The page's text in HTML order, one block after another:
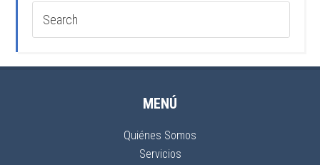
MENÚ
Quiénes Somos
Servicios